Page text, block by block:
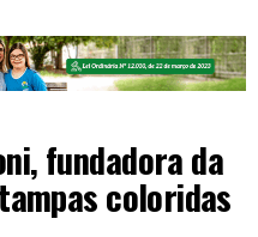
fundadora da
coloridas